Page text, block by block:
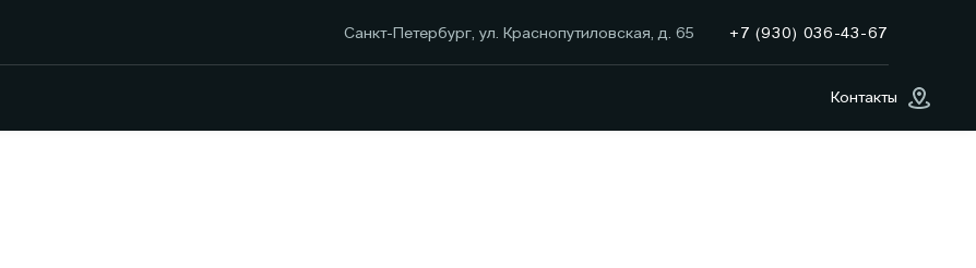
Санкт-Петербург, ул. Краснопутиловская, д. 65 +7 (930) 036-43-67
Контакты